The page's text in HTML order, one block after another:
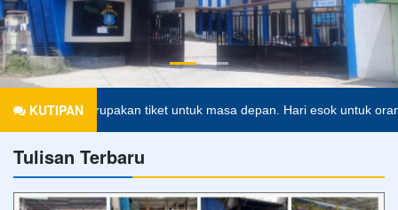
KUTIPANmerupakan tiket untuk masa depan. Hari esok untuk
Tulisan Terbaru